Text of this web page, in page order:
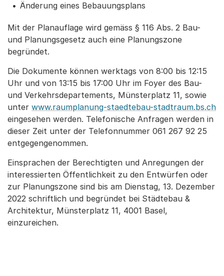
Änderung eines Bebauungsplans
Mit der Planauflage wird gemäss § 116 Abs. 2 Bau-
und Planungsgesetz auch eine Planungszone
begründet.
Die Dokumente können werktags von 8:00 bis 12:15
Uhr und von 13:15 bis 17:00 Uhr im Foyer des Bau-
und Verkehrsdepartements, Münsterplatz 11, sowie
unter www.raumplanung-staedtebau-stadtraum.bs.ch
eingesehen werden. Telefonische Anfragen werden in
dieser Zeit unter der Telefonnummer 061 267 92 25
entgegengenommen.
Einsprachen der Berechtigten und Anregungen der
interessierten Öffentlichkeit zu den Entwürfen oder
zur Planungszone sind bis am Dienstag, 13. Dezember
2022 schriftlich und begründet bei Städtebau &
Architektur, Münsterplatz 11, 4001 Basel,
einzureichen.